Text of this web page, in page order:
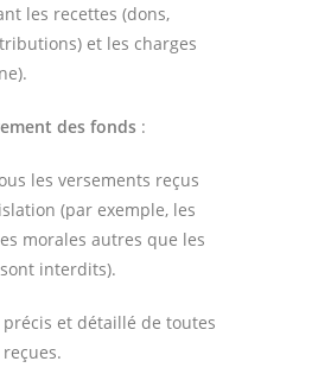
les recettes (dons,
et les charges
des fonds :
les versements reçus
(par exemple, les
morales autres que les
interdits).
et détaillé de toutes